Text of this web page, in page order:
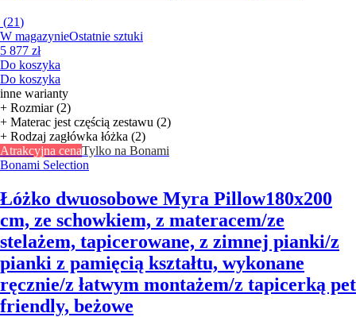
(21)
W magazynieOstatnie sztuki
5 877 zł
Do koszyka
Do koszyka
inne warianty
+ Rozmiar (2)
+ Materac jest częścią zestawu (2)
+ Rodzaj zagłówka łóżka (2)
Atrakcyjna cenaTylko na Bonami
Bonami Selection
Łóżko dwuosobowe Myra Pillow180x200
cm, ze schowkiem, z materacem/ze
stelażem, tapicerowane, z zimnej pianki/z
pianki z pamięcią kształtu, wykonane
ręcznie/z łatwym montażem/z tapicerką pet
friendly, beżowe